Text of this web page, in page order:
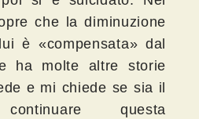
che la diminuzione
è «compensata» dal
ha molte altre storie
e mi chiede se sia il
questa